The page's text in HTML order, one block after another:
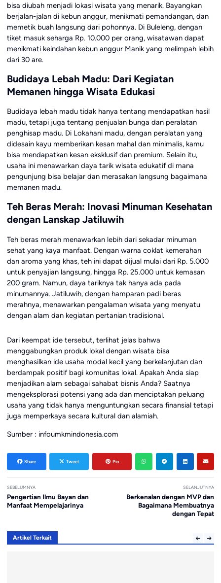
bisa diubah menjadi lokasi wisata yang menarik. Bayangkan
berjalan-jalan di kebun anggur, menikmati pemandangan, dan
memetik buah langsung dari pohonnya. Di Buleleng, dengan
tiket masuk seharga Rp. 10.000 per orang, wisatawan dapat
menikmati keindahan kebun anggur Manik yang melimpah lebih
dari 30 are.
Budidaya Lebah Madu: Dari Kegiatan
Memanen hingga Wisata Edukasi
Budidaya lebah madu tidak hanya tentang mendapatkan hasil
madu, tetapi juga tentang penjualan bunga dan peralatan
penghisap madu. Di Lokahani madu, dengan peralatan yang
didesain kayu memberikan kesan mahal dan minimalis, kamu
bisa mendapatkan kesan eksklusif dan premium. Selain itu,
usaha ini menawarkan daya tarik wisata edukatif di mana
pengunjung bisa belajar dan merasakan langsung bagaimana
memanen madu.
Teh Beras Merah: Inovasi Minuman Kesehatan
dengan Lanskap Jatiluwih
Teh beras merah menawarkan lebih dari sekadar minuman
sehat yang kaya manfaat. Dengan warna coklat kemerahan
dan aroma yang khas, teh ini dapat dijual mulai dari Rp. 5.000
untuk penyajian langsung, hingga Rp. 25.000 untuk kemasan
200 gram. Namun, daya tariknya tak hanya ada pada
minumannya. Jatiluwih, dengan hamparan padi beras
merahnya, menawarkan pengalaman wisata yang menyatu
dengan alam dan kegiatan pertanian tradisional.
Dari keempat ide tersebut, terlihat jelas bahwa
menggabungkan produk lokal dengan wisata bisa
menghasilkan ide usaha modal kecil yang berkelanjutan dan
berdampak positif bagi komunitas lokal. Apakah Anda siap
menjadikan alam sebagai sahabat bisnis Anda? Saatnya
mengeksplorasi potensi yang ada dan menciptakan peluang
usaha yang tidak hanya menguntungkan secara finansial tetapi
juga memperkaya secara kultural dan alamiah.
Sumber : infoumkmindonesia.com
Share Tweet Pin
SEBELUMNYA
Pengertian Ilmu Bayan dan
Manfaat Mempelajarinya
SELANJUTNYA
Berkenalan dengan MVP dan
Bagaimana Membuatnya
dengan Tepat
Artikel Terkait